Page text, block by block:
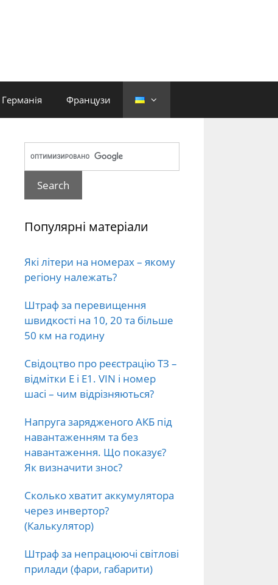
Германія Французи
Популярні матеріали
Які літери на номерах – якому
регіону належать?
Штраф за перевищення
швидкості на 10, 20 та більше
50 км на годину
Свідоцтво про реєстрацію ТЗ –
відмітки E і E1. VIN і номер
шасі – чим відрізняються?
Напруга зарядженого АКБ під
навантаженням та без
навантаження. Що показує?
Як визначити знос?
Сколько хватит аккумулятора
через инвертор?
(Калькулятор)
Штраф за непрацюючі світлові
прилади (фари, габарити)